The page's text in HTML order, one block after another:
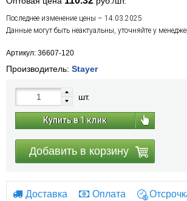
Последнее изменение цены – 14.03.2025
Данные могут быть неактуальны, уточняйте у
Артикул: 36607-120
Производитель: Stayer
шт.
Купить в 1 клик
Добавить в корзину
Доставка Оплата